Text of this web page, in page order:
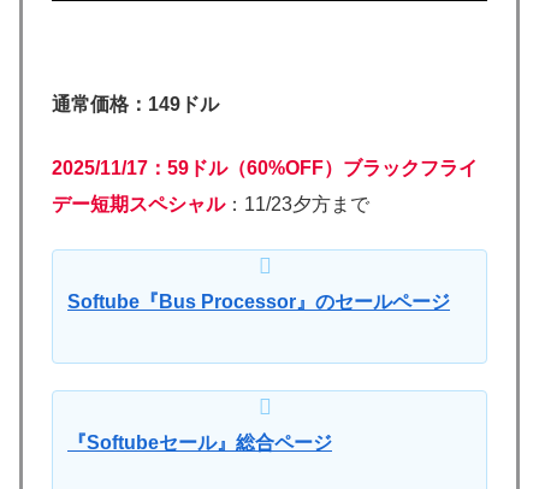
通常価格：149ドル
2025/11/17：59ドル（60%OFF）ブラックフライ
デー短期スペシャル：11/23夕方まで
Softube『Bus Processor』のセールページ
『Softubeセール』総合ページ